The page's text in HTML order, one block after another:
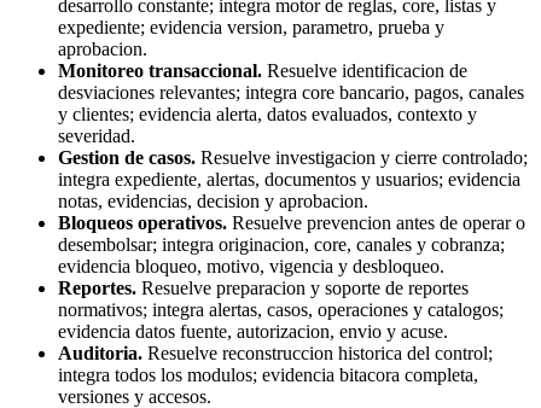
desarrollo constante; integra motor de reglas, core, listas y
expediente; evidencia version, parametro, prueba y
aprobacion.
Monitoreo transaccional. Resuelve identificacion de
desviaciones relevantes; integra core bancario, pagos, canales
y clientes; evidencia alerta, datos evaluados, contexto y
severidad.
Gestion de casos. Resuelve investigacion y cierre controlado;
integra expediente, alertas, documentos y usuarios; evidencia
notas, evidencias, decision y aprobacion.
Bloqueos operativos. Resuelve prevencion antes de operar o
desembolsar; integra originacion, core, canales y cobranza;
evidencia bloqueo, motivo, vigencia y desbloqueo.
Reportes. Resuelve preparacion y soporte de reportes
normativos; integra alertas, casos, operaciones y catalogos;
evidencia datos fuente, autorizacion, envio y acuse.
Auditoria. Resuelve reconstruccion historica del control;
integra todos los modulos; evidencia bitacora completa,
versiones y accesos.